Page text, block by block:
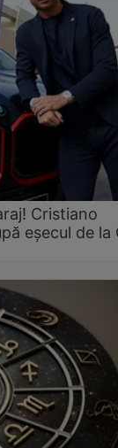
Cristiano
eșecul de la